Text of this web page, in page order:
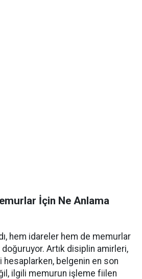
İçin Ne Anlama
hem idareler hem de memurlar
Artık disiplin amirleri,
hesaplarken, belgenin en son
ilgili memurun işleme fiilen